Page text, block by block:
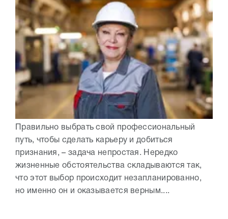
Правильно выбрать свой профессиональный
путь, чтобы сделать карьеру и добиться
признания, – задача непростая. Нередко
жизненные обстоятельства складываются так,
что этот выбор происходит незапланированно,
но именно он и оказывается верным....